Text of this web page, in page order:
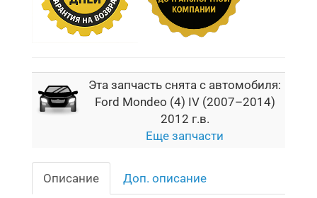
Эта запчасть снята с автомобиля:
Ford Mondeo (4) IV (2007–2014)
2012 г.в.
Еще запчасти
Описание Доп. описание